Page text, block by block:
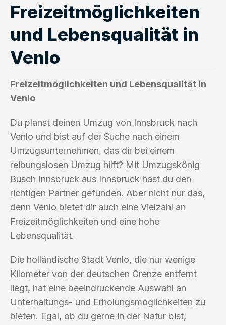
Freizeitmöglichkeiten
und Lebensqualität in
Venlo
Freizeitmöglichkeiten und Lebensqualität in
Venlo
Du planst deinen Umzug von Innsbruck nach
Venlo und bist auf der Suche nach einem
Umzugsunternehmen, das dir bei einem
reibungslosen Umzug hilft? Mit Umzugskönig
Busch Innsbruck aus Innsbruck hast du den
richtigen Partner gefunden. Aber nicht nur das,
denn Venlo bietet dir auch eine Vielzahl an
Freizeitmöglichkeiten und eine hohe
Lebensqualität.
Die holländische Stadt Venlo, die nur wenige
Kilometer von der deutschen Grenze entfernt
liegt, hat eine beeindruckende Auswahl an
Unterhaltungs- und Erholungsmöglichkeiten zu
bieten. Egal, ob du gerne in der Natur bist,